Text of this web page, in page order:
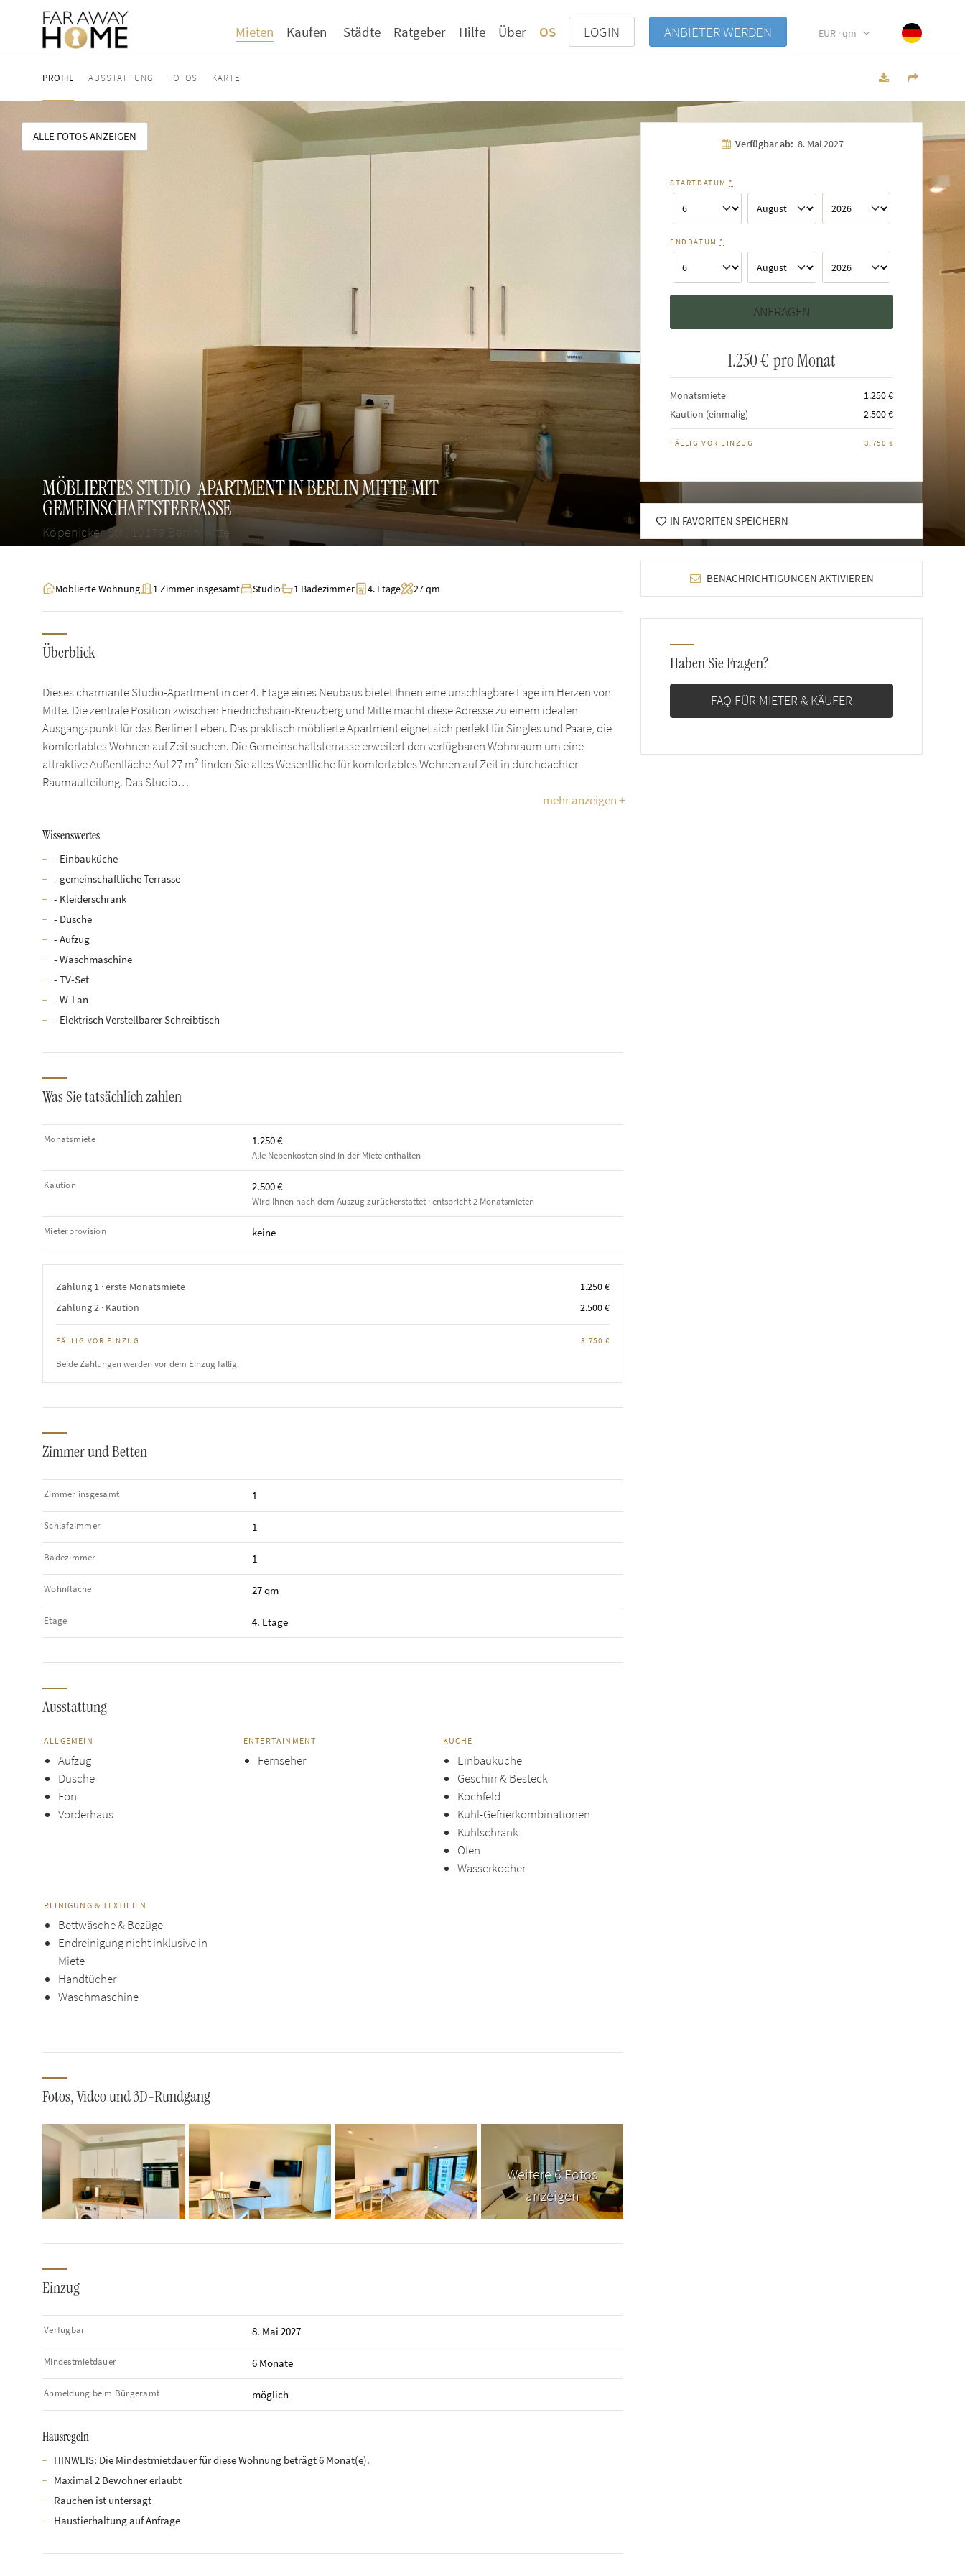
Mieten Kaufen Städte Ratgeber Hilfe Über OS LOGIN ANBIETER WERDEN EUR · qm
PROFIL AUSSTATTUNG FOTOS KARTE
ALLE FOTOS ANZEIGEN
MÖBLIERTES STUDIO-APARTMENT IN BERLIN MITTE MIT
GEMEINSCHAFTSTERRASSE
Köpenicker Str., 10179 Berlin Mitte
Möblierte Wohnung 1 Zimmer insgesamt Studio 1 Badezimmer 4. Etage 27 qm
Überblick
Dieses charmante Studio-Apartment in der 4. Etage eines Neubaus bietet Ihnen eine unschlagbare Lage im Herzen von
Mitte. Die zentrale Position zwischen Friedrichshain-Kreuzberg und Mitte macht diese Adresse zu einem idealen
Ausgangspunkt für das Berliner Leben. Das praktisch möblierte Apartment eignet sich perfekt für Singles und Paare, die
komfortables Wohnen auf Zeit suchen. Die Gemeinschaftsterrasse erweitert den verfügbaren Wohnraum um eine
attraktive Außenfläche Auf 27 m² finden Sie alles Wesentliche für komfortables Wohnen auf Zeit in durchdachter
Raumaufteilung. Das Studio…
mehr anzeigen +
Wissenswertes
- Einbauküche
- gemeinschaftliche Terrasse
- Kleiderschrank
- Dusche
- Aufzug
- Waschmaschine
- TV-Set
- W-Lan
- Elektrisch Verstellbarer Schreibtisch
Was Sie tatsächlich zahlen
Monatsmiete 1.250 €
Alle Nebenkosten sind in der Miete enthalten
Kaution 2.500 €
Wird Ihnen nach dem Auszug zurückerstattet · entspricht 2 Monatsmieten
Mieterprovision keine
Zahlung 1 · erste Monatsmiete
1.250 €
Zahlung 2 · Kaution
2.500 €
FÄLLIG VOR EINZUG 3.750 €
Beide Zahlungen werden vor dem Einzug fällig.
Zimmer und Betten
Zimmer insgesamt 1
Schlafzimmer 1
Badezimmer 1
Wohnfläche 27 qm
Etage 4. Etage
Ausstattung
ALLGEMEIN
Aufzug
Dusche
Fön
Vorderhaus
ENTERTAINMENT
Fernseher
KÜCHE
Einbauküche
Geschirr & Besteck
Kochfeld
Kühl-Gefrierkombinationen
Kühlschrank
Ofen
Wasserkocher
REINIGUNG & TEXTILIEN
Bettwäsche & Bezüge
Endreinigung nicht inklusive in
Miete
Handtücher
Waschmaschine
Fotos, Video und 3D-Rundgang
Weitere 6 Fotos
anzeigen
Einzug
Verfügbar 8. Mai 2027
Mindestmietdauer 6 Monate
Anmeldung beim Bürgeramt möglich
Hausregeln
HINWEIS: Die Mindestmietdauer für diese Wohnung beträgt 6 Monat(e).
Maximal 2 Bewohner erlaubt
Rauchen ist untersagt
Haustierhaltung auf Anfrage
Verfügbar ab: 8. Mai 2027
STARTDATUM*
ENDDATUM*
1.250 € pro Monat
Monatsmiete
1.250 €
Kaution (einmalig)
2.500 €
FÄLLIG VOR EINZUG 3.750 €
IN FAVORITEN SPEICHERN
BENACHRICHTIGUNGEN AKTIVIEREN
Haben Sie Fragen?
FAQ FÜR MIETER & KÄUFER